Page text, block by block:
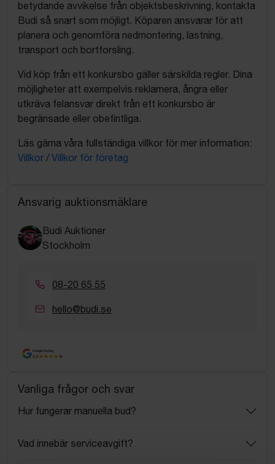
betydande avvikelse från objektsbeskrivning, kontakta
Budi så snart som möjligt. Köparen ansvarar för att
planera och genomföra nedmontering, lastning,
transport och bortforsling.
Vid köp från ett konkursbo gäller särskilda regler. Dina
möjligheter att exempelvis reklamera, ångra eller
utkräva felansvar direkt från ett konkursbo är
begränsade eller obefintliga.
Läs gärna våra fullständiga villkor för mer information:
Villkor / Villkor för företag
Ansvarig auktionsmäklare
Budi Auktioner
Stockholm
08-20 65 55
hello@budi.se
Google Rating
4.5
Vanliga frågor och svar
Hur fungerar manuella bud?
Vad innebär serviceavgift?